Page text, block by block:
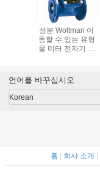
성분 Woltman 이
동할 수 있는 유형
물 미터 전자기 간
언어를 바꾸십시오
Korean
홈 | 회사 소개 |